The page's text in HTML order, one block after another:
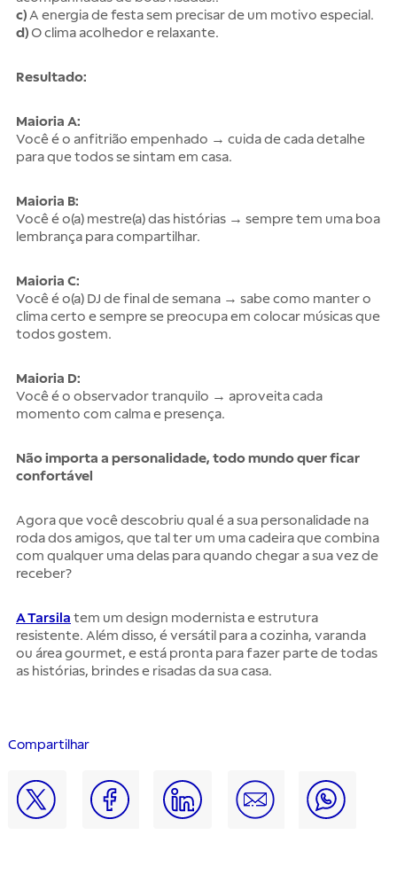
Compartilhar
c)A energia de festa sem precisar de um motivo especial.
d) O clima acolhedor e relaxante.
Resultado:
Maioria A:
Você é o anfitrião empenhado → cuida de cada detalhe
para que todos se sintam em casa.
Maioria B:
Você é o(a) mestre(a) das histórias → sempre tem uma boa
lembrança para compartilhar.
Maioria C:
Você é o(a) DJ de final de semana → sabe como manter o
clima certo e sempre se preocupa em colocar músicas que
todos gostem.
Maioria D:
Você é o observador tranquilo → aproveita cada
momento com calma e presença.
Não importa a personalidade, todo mundo quer ficar
confortável
Agora que você descobriu qual é a sua personalidade na
roda dos amigos, que tal ter um uma cadeira que combina
com qualquer uma delas para quando chegar a sua vez de
receber?
A Tarsila tem um design modernista e estrutura
resistente. Além disso, é versátil para a cozinha, varanda
ou área gourmet, e está pronta para fazer parte de todas
as histórias, brindes e risadas da sua casa.